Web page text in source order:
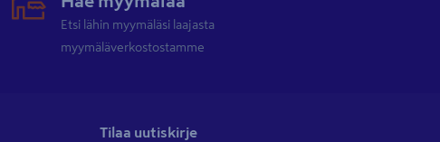
Etsi lähin myymäläsi laajasta
myymäläverkostostamme
Tilaa uutiskirje